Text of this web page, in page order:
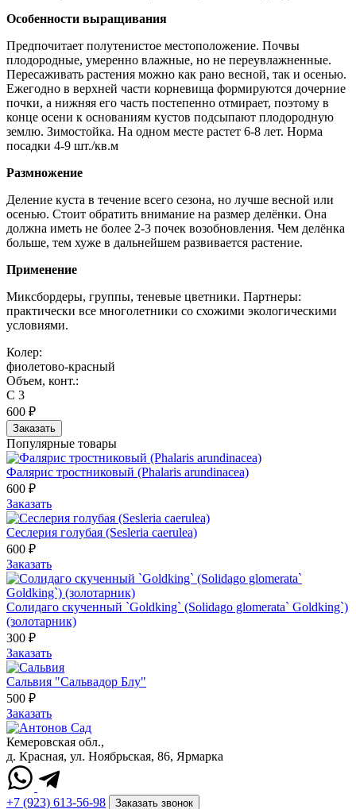
Особенности выращивания
Предпочитает полутенистое местоположение. Почвы
плодородные, умеренно влажные, но не переувлажненные.
Пересаживать растения можно как рано весной, так и осенью.
Ежегодно в верхней части корневища формируются дочерние
почки, а нижняя его часть постепенно отмирает, поэтому в
конце осени к основаниям кустов подсыпают плодородную
землю. Зимостойка. На одном месте растет 6-8 лет. Норма
посадки 4-9 шт./кв.м
Размножение
Деление куста в течение всего сезона, но лучше весной или
осенью. Стоит обратить внимание на размер делёнки. Она
должна иметь не более 2-3 почек возобновления. Чем делёнка
больше, тем хуже в дальнейшем развивается растение.
Применение
Миксбордеры, группы, теневые цветники. Партнеры:
практически все многолетники со схожими экологическими
условиями.
Колер:
фиолетово-красный
Объем, конт.:
С 3
600 ₽
Заказать
Популярные товары
Фалярис тростниковый (Phalaris arundinacea)
600 ₽
Заказать
Сеслерия голубая (Sesleria caerulea)
600 ₽
Заказать
Солидаго скученный `Goldking` (Solidago glomerata` Goldking`)
(золотарник)
300 ₽
Заказать
Сальвия "Сальвадор Блу"
500 ₽
Заказать
Кемеровская обл.,
д. Красная, ул. Ноябрьская, 86, Ярмарка
+7 (923) 613-56-98 Заказать звонок